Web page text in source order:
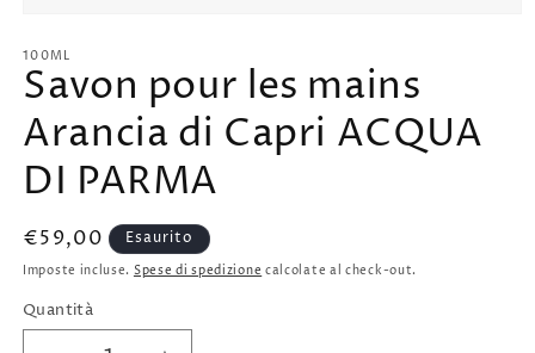
multimediali
1
in
modale
100ML
Savon pour les mains
Arancia di Capri ACQUA
DI PARMA
Prezzo
di
listino
€59,00 Esaurito
Imposte incluse. Spese di spedizione calcolate al check-out.
Quantità